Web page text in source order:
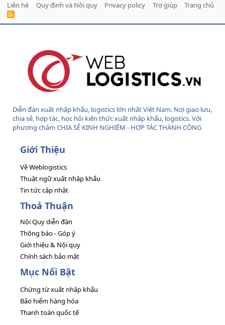
Liên hệ
Quy định và Nội quy Privacy policy Trợ giúp Trang chủ
R
Diễn đàn xuất nhập khẩu, logistics lớn nhất Việt Nam. Nơi giao lưu,
chia sẻ, hợp tác, học hỏi kiến thức xuất nhập khẩu, logistics. Với
phương châm CHIA SẺ KINH NGHIỆM - HỢP TÁC THÀNH CÔNG
Giới Thiệu
Về Weblogistics
Thuật ngữ xuất nhập khẩu
Tin tức cập nhật
Thoả Thuận
Nội Quy diễn đàn
Thông báo - Góp ý
Giới thiệu & Nội quy
Chính sách bảo mật
Mục Nổi Bật
Chứng từ xuất nhập khẩu
Bảo hiểm hàng hóa
Thanh toán quốc tế